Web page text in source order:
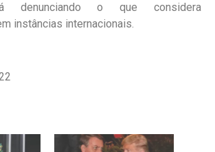
denunciando o que considera
instâncias internacionais.